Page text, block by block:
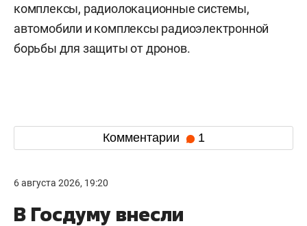
комплексы, радиолокационные системы,
автомобили и комплексы радиоэлектронной
борьбы для защиты от дронов.
Комментарии 1
6 августа 2026, 19:20
В Госдуму внесли